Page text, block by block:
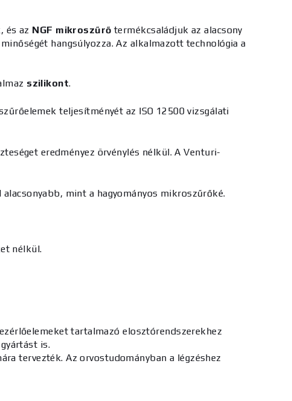
és az NGF mikroszűrő termékcsaládjuk az alacsony
hangsúlyozza. Az alkalmazott technológia a
szilikont.
teljesítményét az ISO 12500 vizsgálati
eredményez örvénylés nélkül. AVenturi-
mint a hagyományos mikroszűrőké.
nélkül.
tartalmazó elosztórendszerekhez
is.
tervezték. Az orvostudományban a légzéshez